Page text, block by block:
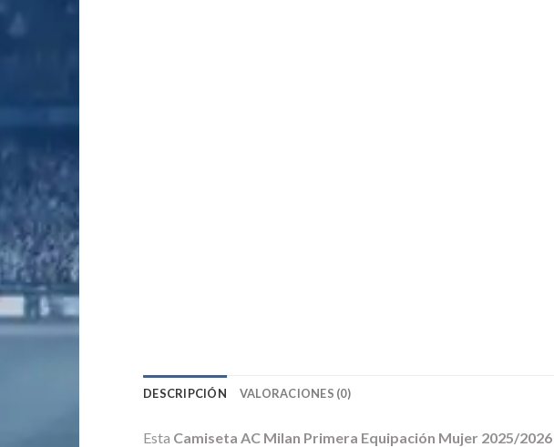
DESCRIPCIÓN VALORACIONES (0)
Esta Camiseta AC Milan Primera Equipación Mujer 2025/2026